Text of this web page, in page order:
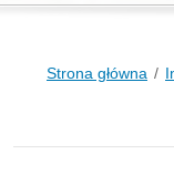
Strona główna